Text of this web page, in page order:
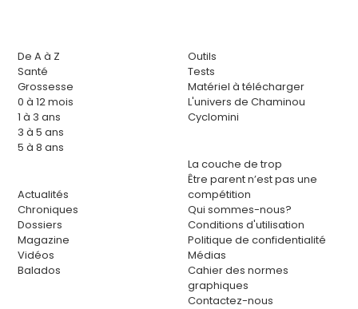
De A à Z
Santé
Grossesse
0 à 12 mois
1 à 3 ans
3 à 5 ans
5 à 8 ans
Actualités
Chroniques
Dossiers
Magazine
Vidéos
Balados
Outils
Tests
Matériel à télécharger
L'univers de Chaminou
Cyclomini
La couche de trop
Être parent n’est pas une
compétition
Qui sommes-nous?
Conditions d'utilisation
Politique de confidentialité
Médias
Cahier des normes
graphiques
Contactez-nous